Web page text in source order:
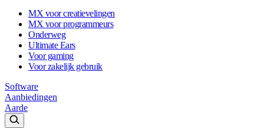
MX voor creatievelingen
MX voor programmeurs
Onderweg
Ultimate Ears
Voor gaming
Voor zakelijk gebruik
Software
Aanbiedingen
Aarde